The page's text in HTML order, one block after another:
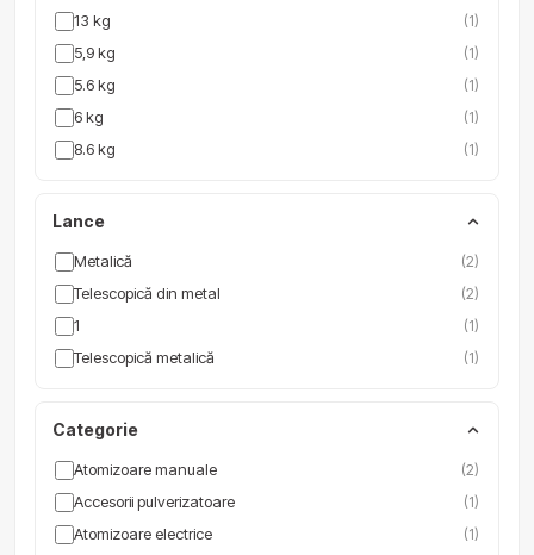
13 kg (1)
5,9 kg (1)
5.6 kg (1)
6 kg (1)
8.6 kg (1)
Lance
Metalică (2)
Telescopică din metal (2)
1 (1)
Telescopică metalică (1)
Categorie
Atomizoare manuale (2)
Accesorii pulverizatoare (1)
Atomizoare electrice (1)